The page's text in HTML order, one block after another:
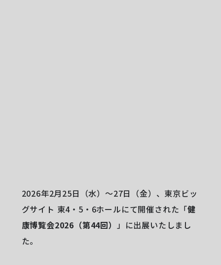
2026年2月25日（水）〜27日（金）、東京ビッ
グサイト 東4・5・6ホールにて開催された「健
康博覧会2026（第44回）
」に出展いたしまし
た。